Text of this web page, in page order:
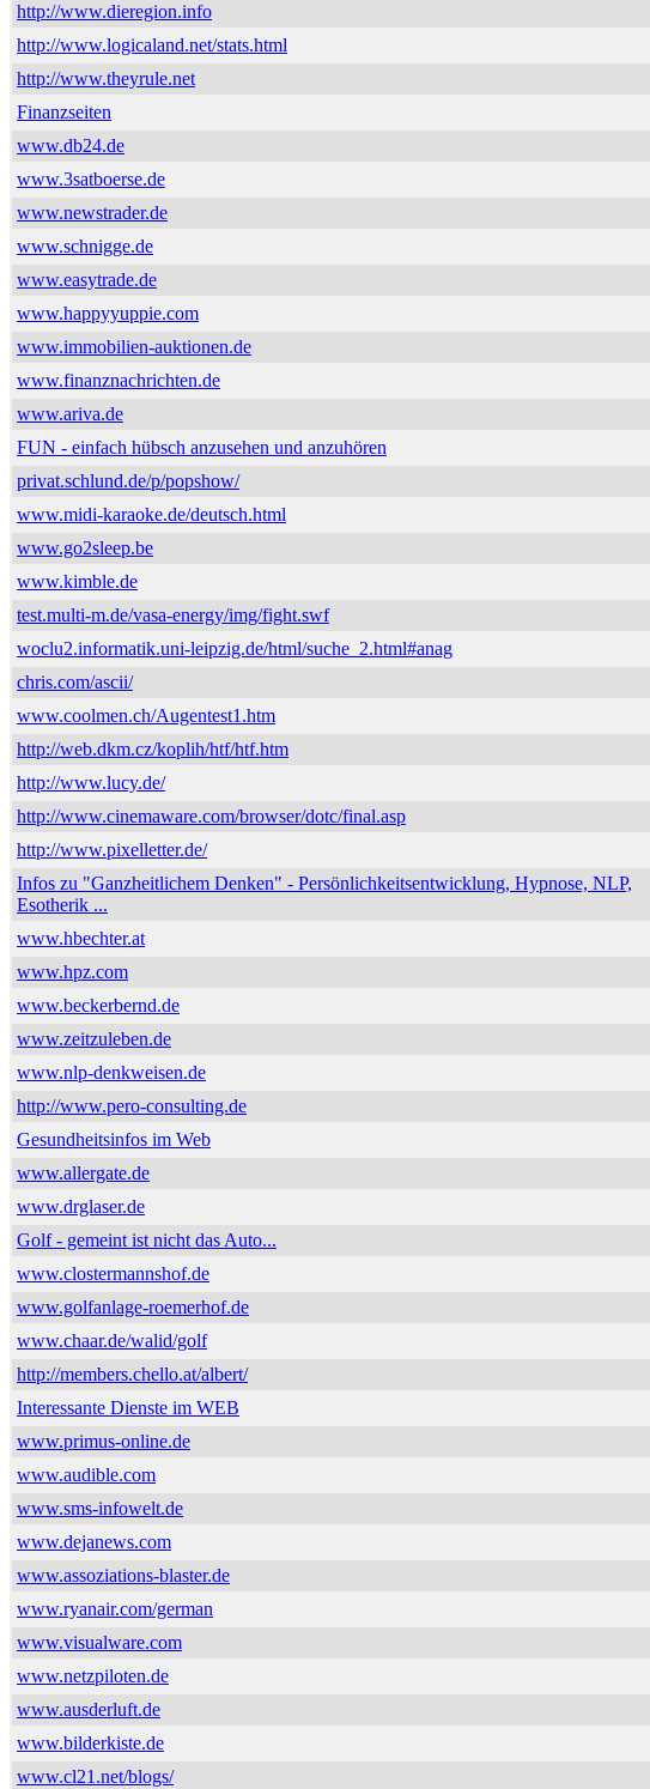
http://www.dieregion.info
http://www.logicaland.net/stats.html
http://www.theyrule.net
Finanzseiten
www.db24.de
www.3satboerse.de
www.newstrader.de
www.schnigge.de
www.easytrade.de
www.happyyuppie.com
www.immobilien-auktionen.de
www.finanznachrichten.de
www.ariva.de
FUN - einfach hübsch anzusehen und anzuhören
privat.schlund.de/p/popshow/
www.midi-karaoke.de/deutsch.html
www.go2sleep.be
www.kimble.de
test.multi-m.de/vasa-energy/img/fight.swf
woclu2.informatik.uni-leipzig.de/html/suche_2.html#anag
chris.com/ascii/
www.coolmen.ch/Augentest1.htm
http://web.dkm.cz/koplih/htf/htf.htm
http://www.lucy.de/
http://www.cinemaware.com/browser/dotc/final.asp
http://www.pixelletter.de/
Infos zu "Ganzheitlichem Denken" - Persönlichkeitsentwicklung, Hypnose, NLP,
Esotherik ...
www.hbechter.at
www.hpz.com
www.beckerbernd.de
www.zeitzuleben.de
www.nlp-denkweisen.de
http://www.pero-consulting.de
Gesundheitsinfos im Web
www.allergate.de
www.drglaser.de
Golf - gemeint ist nicht das Auto...
www.clostermannshof.de
www.golfanlage-roemerhof.de
www.chaar.de/walid/golf
http://members.chello.at/albert/
Interessante Dienste im WEB
www.primus-online.de
www.audible.com
www.sms-infowelt.de
www.dejanews.com
www.assoziations-blaster.de
www.ryanair.com/german
www.visualware.com
www.netzpiloten.de
www.ausderluft.de
www.bilderkiste.de
www.cl21.net/blogs/